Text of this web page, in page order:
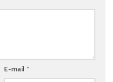
E-mail *